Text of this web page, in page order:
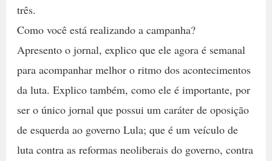
três.
Como você está realizando a campanha?
Apresento o jornal, explico que ele agora é semanal
para acompanhar melhor o ritmo dos acontecimentos
da luta. Explico também, como ele é importante, por
ser o único jornal que possui um caráter de oposição
de esquerda ao governo Lula; que é um veículo de
luta contra as reformas neoliberais do governo, contra